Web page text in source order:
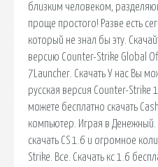
близким человеком,
проще простого! Разве есть
который не знал бы эту.
версию Counter-Strike Global
7Launcher. Скачать У нас Вы
русская версия Counter-
можете бесплатно скачать
компьютер. Играя в
скачать CS 1.6 и огромное
Strike. Все. Скачать кс 1.6